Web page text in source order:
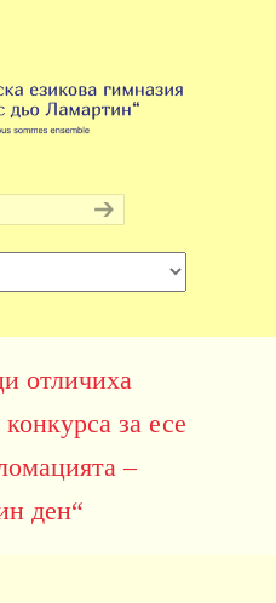
отличиха
за есе
–
ден“